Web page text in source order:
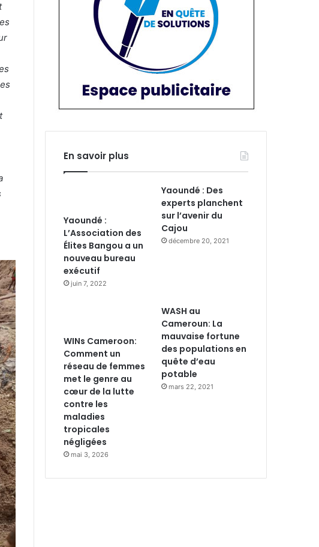
En savoir plus
Yaoundé :
L’Association des
Élites Bangou a un
nouveau bureau
exécutif
juin 7, 2022
Yaoundé : Des
experts planchent
sur l’avenir du
Cajou
décembre 20, 2021
WINs Cameroon:
Comment un
réseau de femmes
met le genre au
cœur de la lutte
contre les
maladies
tropicales
négligées
mai 3, 2026
WASH au
Cameroun: La
mauvaise fortune
des populations en
quête d’eau
potable
mars 22, 2021